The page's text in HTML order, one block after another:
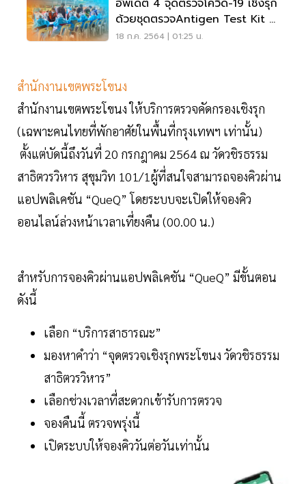
อัพเดต 4 จุดตรวจโควิด-19 เชิงรุก
ด้วยชุดตรวจAntigen Test Kit มี
ที่ไหนบ้างเช็กเลย!
18 ก.ค. 2564 | 01:25 น.
สำนักงานเขตพระโขนง
สำนักงานเขตพระโขนง ให้บริการตรวจคัดกรองเชิงรุก
(เฉพาะคนไทยที่พักอาศัยในพื้นที่กรุงเทพฯ เท่านั้น)
ตั้งแต่บัดนี้ถึงวันที่ 20 กรกฎาคม 2564 ณ วัดวชิรธรรม
สาธิตวรวิหาร สุขุมวิท 101/1ผู้ที่สนใจสามารถจองคิวผ่าน
แอปพลิเคชัน “QueQ” โดยระบบจะเปิดให้จองคิว
ออนไลน์ล่วงหน้าเวลาเที่ยงคืน (00.00 น.)
สำหรับการจองคิวผ่านแอปพลิเคชัน “QueQ” มีขั้นตอน
ดังนี้
เลือก “บริการสาธารณะ”
มองหาคำว่า “จุดตรวจเชิงรุกพระโขนง วัดวชิรธรรม
สาธิตวรวิหาร”
เลือกช่วงเวลาที่สะดวกเข้ารับการตรวจ
จองคืนนี้ ตรวจพรุ่งนี้
เปิดระบบให้จองคิววันต่อวันเท่านั้น